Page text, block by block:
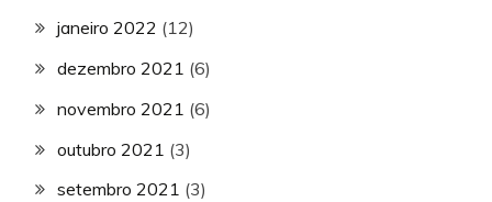
janeiro 2022 (12)
dezembro 2021 (6)
novembro 2021 (6)
outubro 2021 (3)
setembro 2021 (3)